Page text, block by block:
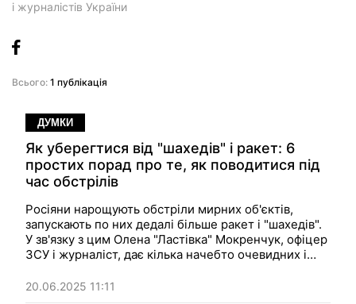
і журналістів України
Всього: 1 публікація
ДУМКИ
Як уберегтися від "шахедів" і ракет: 6
простих порад про те, як поводитися під
час обстрілів
Росіяни нарощують обстріли мирних об'єктів,
запускають по них дедалі більше ракет і "шахедів".
У зв'язку з цим Олена "Ластівка" Мокренчук, офіцер
ЗСУ і журналіст, дає кілька начебто очевидних і
загрози чергового нальоту.
20.06.2025 11:11